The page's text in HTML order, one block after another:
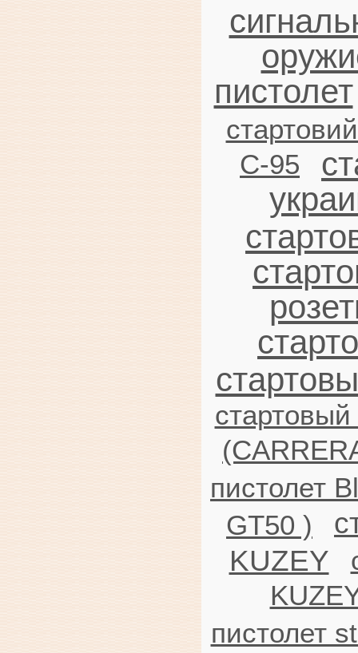
пистолет
C-95
пистолет
GT50 )
KUZEY
пистолет